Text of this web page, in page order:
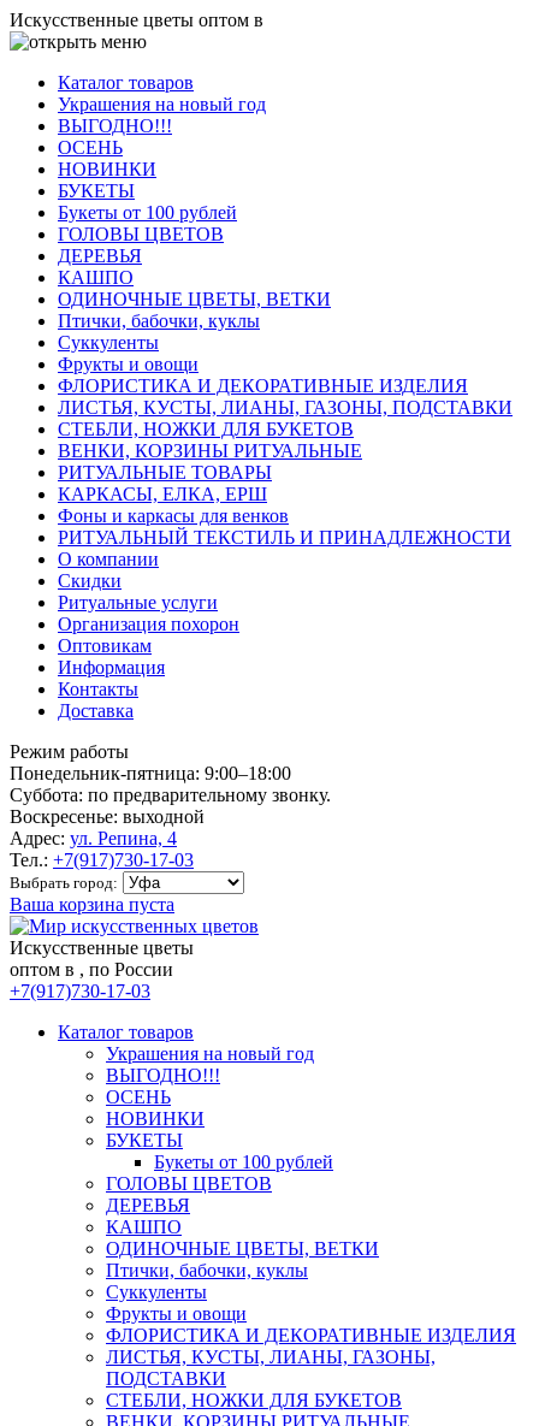
Искусственные цветы оптом в
Каталог товаров
Украшения на новый год
ВЫГОДНО!!!
ОСЕНЬ
НОВИНКИ
БУКЕТЫ
Букеты от 100 рублей
ГОЛОВЫ ЦВЕТОВ
ДЕРЕВЬЯ
КАШПО
ОДИНОЧНЫЕ ЦВЕТЫ, ВЕТКИ
Птички, бабочки, куклы
Суккуленты
Фрукты и овощи
ФЛОРИСТИКА И ДЕКОРАТИВНЫЕ ИЗДЕЛИЯ
ЛИСТЬЯ, КУСТЫ, ЛИАНЫ, ГАЗОНЫ, ПОДСТАВКИ
СТЕБЛИ, НОЖКИ ДЛЯ БУКЕТОВ
ВЕНКИ, КОРЗИНЫ РИТУАЛЬНЫЕ
РИТУАЛЬНЫЕ ТОВАРЫ
КАРКАСЫ, ЕЛКА, ЕРШ
Фоны и каркасы для венков
РИТУАЛЬНЫЙ ТЕКСТИЛЬ И ПРИНАДЛЕЖНОСТИ
О компании
Скидки
Ритуальные услуги
Организация похорон
Оптовикам
Информация
Контакты
Доставка
Режим работы
Понедельник-пятница: 9:00–18:00
Суббота: по предварительному звонку.
Воскресенье: выходной
Адрес: ул. Репина, 4
Тел.: +7(917)730-17-03
Выбрать город:
Ваша корзина пуста
Искусственные цветы
оптом в , по России
+7(917)730-17-03
Каталог товаров
Украшения на новый год
ВЫГОДНО!!!
ОСЕНЬ
НОВИНКИ
БУКЕТЫ
Букеты от 100 рублей
ГОЛОВЫ ЦВЕТОВ
ДЕРЕВЬЯ
КАШПО
ОДИНОЧНЫЕ ЦВЕТЫ, ВЕТКИ
Птички, бабочки, куклы
Суккуленты
Фрукты и овощи
ФЛОРИСТИКА И ДЕКОРАТИВНЫЕ ИЗДЕЛИЯ
ЛИСТЬЯ, КУСТЫ, ЛИАНЫ, ГАЗОНЫ,
ПОДСТАВКИ
СТЕБЛИ, НОЖКИ ДЛЯ БУКЕТОВ
ВЕНКИ, КОРЗИНЫ РИТУАЛЬНЫЕ